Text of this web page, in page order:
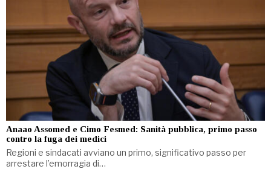
Anaao Assomed e Cimo Fesmed: Sanità pubblica, primo passo
contro la fuga dei medici
Regioni e sindacati avviano un primo, significativo passo per
arrestare l’emorragia di…